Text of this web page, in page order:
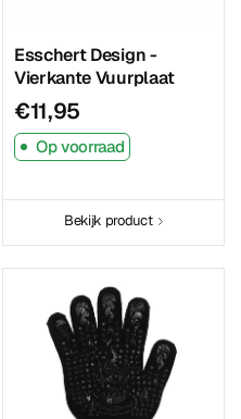
Esschert Design -
Vierkante Vuurplaat
€11,95
Op voorraad
Bekijk product